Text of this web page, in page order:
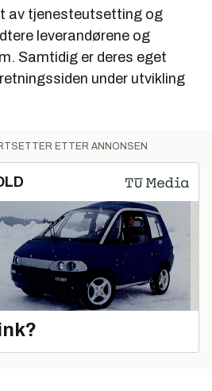
av tjenesteutsetting og
leverandørene og
Samtidig er deres eget
under utvikling
ETTER ANNONSEN